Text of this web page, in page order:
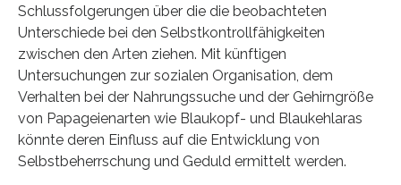
Schlussfolgerungen über die die beobachteten
Unterschiede bei den Selbstkontrollfähigkeiten
zwischen den Arten ziehen. Mit künftigen
Untersuchungen zur sozialen Organisation, dem
Verhalten bei der Nahrungssuche und der Gehirngröße
von Papageienarten wie Blaukopf- und Blaukehlaras
könnte deren Einfluss auf die Entwicklung von
Selbstbeherrschung und Geduld ermittelt werden.